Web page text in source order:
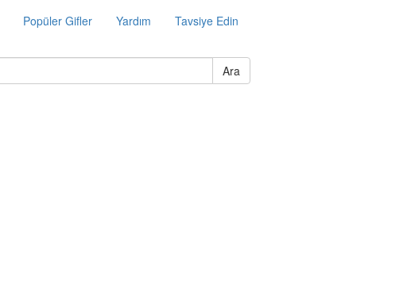
Popüler Gifler Yardım Tavsiye Edin
Ara